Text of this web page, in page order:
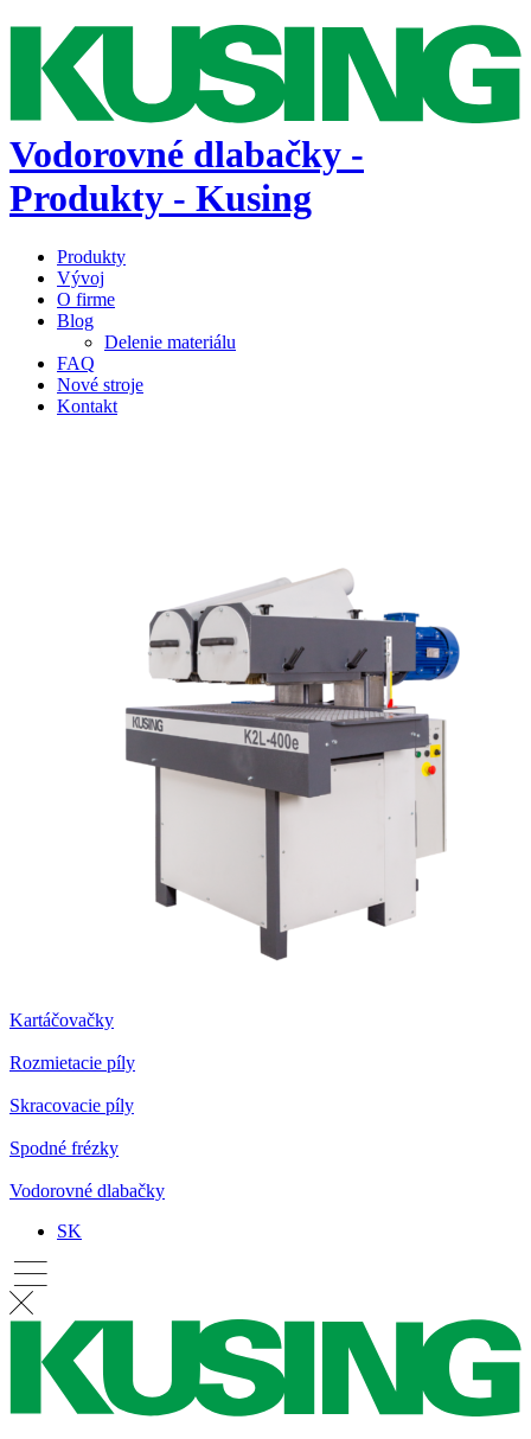
Vodorovné dlabačky -
Produkty - Kusing
Produkty
Vývoj
O firme
Blog
Delenie materiálu
FAQ
Nové stroje
Kontakt
Kartáčovačky
Rozmietacie píly
Skracovacie píly
Spodné frézky
Vodorovné dlabačky
SK